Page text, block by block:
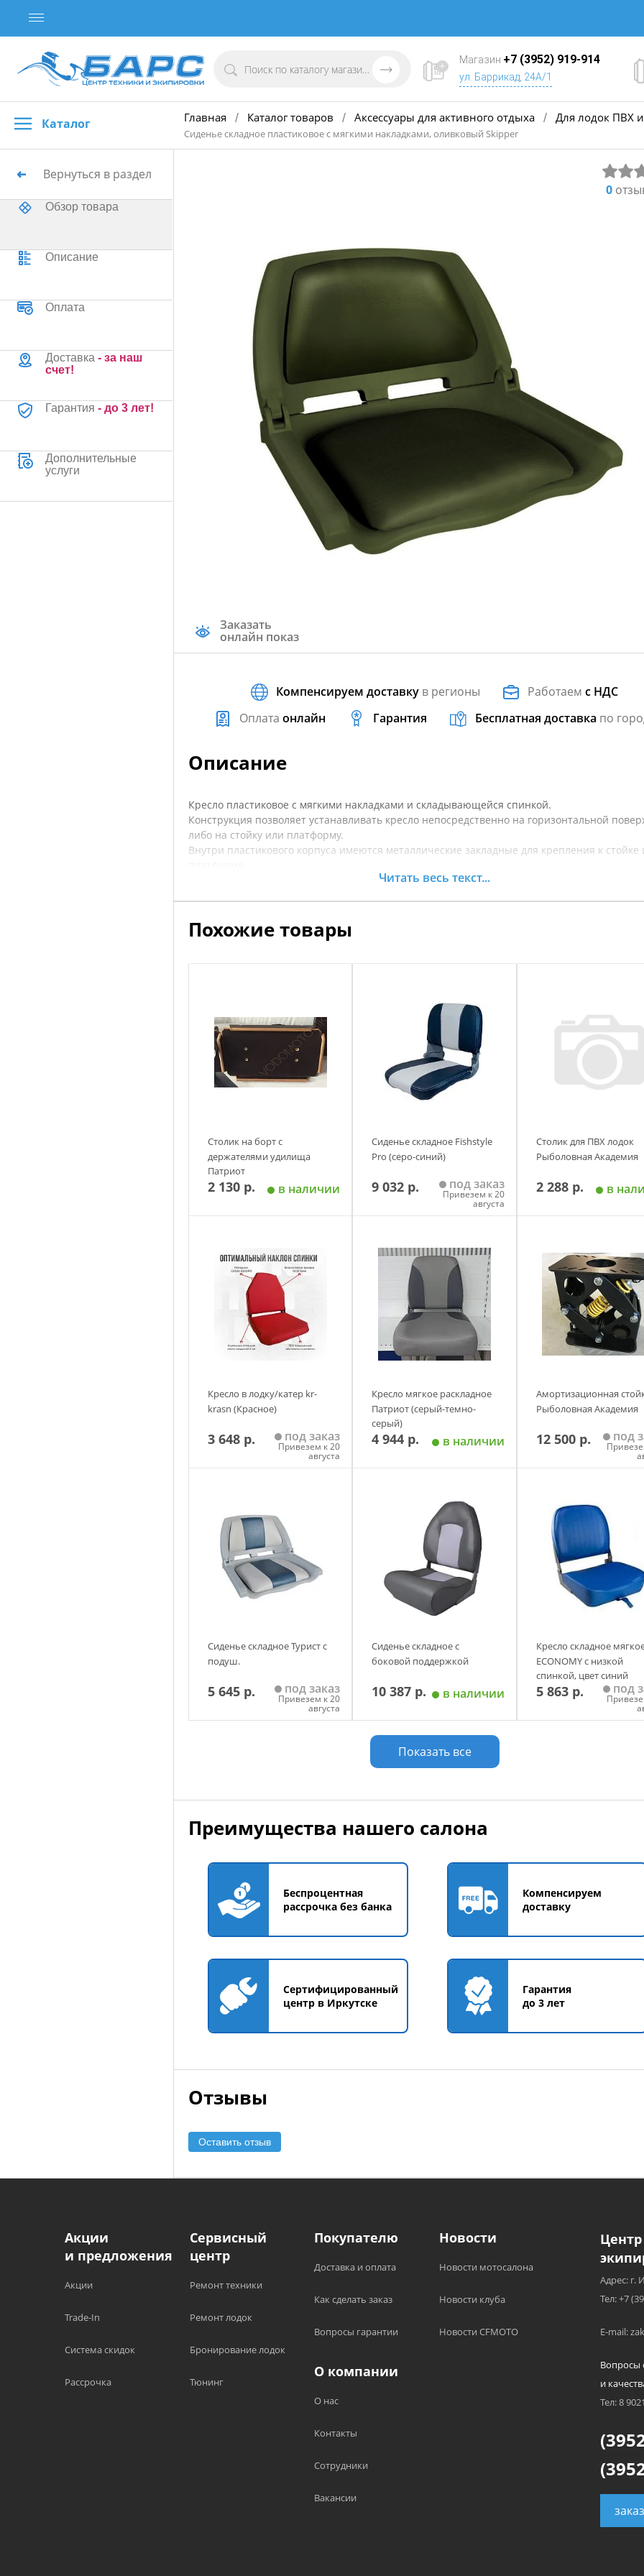
Магазин +7 (3952) 919-914
ул. Баррикад, 24А/1
Каталог Главная / Каталог товаров / Аксессуары для активного отдыха / Для лодок ПВХ и
Сиденье складное пластиковое с мягкими накладками, оливковый Skipper
Вернуться в раздел
Обзор товара
Описание
Оплата
Доставка - за наш
счет!
Гарантия - до 3 лет!
Дополнительные
услуги
0
Заказать
онлайн показ
Компенсируем доставку в регионы Работаемс НДС
Оплата онлайн Гарантия Бесплатная доставка по
Описание
Кресло пластиковое с мягкими накладками и складывающейся спинкой.
Конструкция позволяет устанавливать кресло непосредственно на горизонтальной
либо на стойку или платформу.
Внутри пластикового корпуса имеются металлические закладные для крепления к стойке
Крепежные болты поставляются в комплекте с креслом.
Совместимо со стойками: SK75302, SK75303, SK75305, SK75307
Материал корпуса: ударопрочный пластик
Читать весь текст...
Похожие товары
Столик на борт с
держателями удилища
Патриот
2 130 р. в наличии
Сиденье складное Fishstyle
Pro (серо-синий)
9 032 р. под заказ
Привезем к 20
августа
Столик для ПВХ лодок
Рыболовная Академия
2 288 р. в
Кресло в лодку/катер kr-
krasn (Красное)
3 648 р. под заказ
Привезем к 20
августа
Кресло мягкое раскладное
Патриот (серый-темно-
серый)
4 944 р. в наличии
Амортизационная
Рыболовная Академия
12 500 р. под
Сиденье складное Турист с
подуш.
5 645 р. под заказ
Привезем к 20
августа
Сиденье складное с
боковой поддержкой
10 387 р. в наличии
Добавить в корзину
Кресло складное
ECONOMY с низкой
спинкой, цвет синий
5 863 р. под
Показать все
Преимущества нашего салона
Беспроцентная
рассрочка без банка
Компенсируем
доставку
Сертифицированный
центр в Иркутске
Гарантия
до 3 лет
Отзывы
Оставить отзыв
Акции
и предложения
Акции
Trade-In
Система скидок
Рассрочка
Сервисный
центр
Ремонт техники
Ремонт лодок
Бронирование лодок
Тюнинг
Покупателю
Доставка и оплата
Как сделать заказ
Вопросы гарантии
Новости
Новости мотосалона
Новости клуба
Новости CFMOTO
О компании
О нас
Контакты
Сотрудники
Вакансии
Адрес: г.
Тел: +7
E-mail:
Вопросы
и
Тел: 8